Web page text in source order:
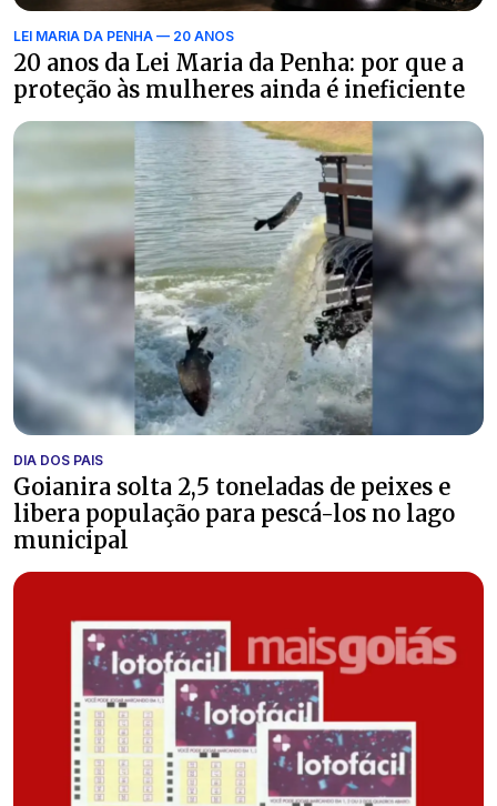
LEI MARIA DA PENHA — 20 ANOS
20 anos da Lei Maria da Penha: por que a
proteção às mulheres ainda é ineficiente
DIA DOS PAIS
Goianira solta 2,5 toneladas de peixes e
libera população para pescá-los no lago
municipal